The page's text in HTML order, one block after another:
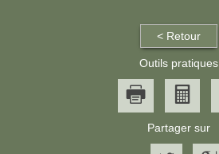
< Retour
Outils pratiques
Partager sur